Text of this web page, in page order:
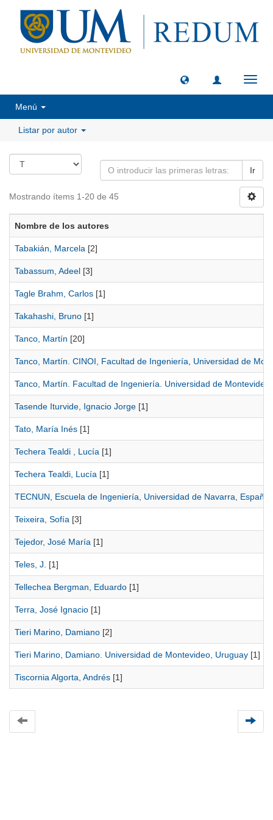
Menú
Listar por autor
Ir
Mostrando ítems 1-20 de 45
Nombre de los autores
Tabakián, Marcela [2]
Tabassum, Adeel [3]
Tagle Brahm, Carlos [1]
Takahashi, Bruno [1]
Tanco, Martín [20]
Tanco, Martín. CINOI, Facultad de Ingeniería, Universidad de
Tanco, Martín. Facultad de Ingeniería. Universidad de
Tasende Iturvide, Ignacio Jorge [1]
Tato, María Inés [1]
Techera Tealdi , Lucía [1]
Techera Tealdi, Lucía [1]
TECNUN, Escuela de Ingeniería, Universidad de Navarra, España
Teixeira, Sofía [3]
Tejedor, José María [1]
Teles, J. [1]
Tellechea Bergman, Eduardo [1]
Terra, José Ignacio [1]
Tieri Marino, Damiano [2]
Tieri Marino, Damiano. Universidad de Montevideo, Uruguay [1]
Tiscornia Algorta, Andrés [1]